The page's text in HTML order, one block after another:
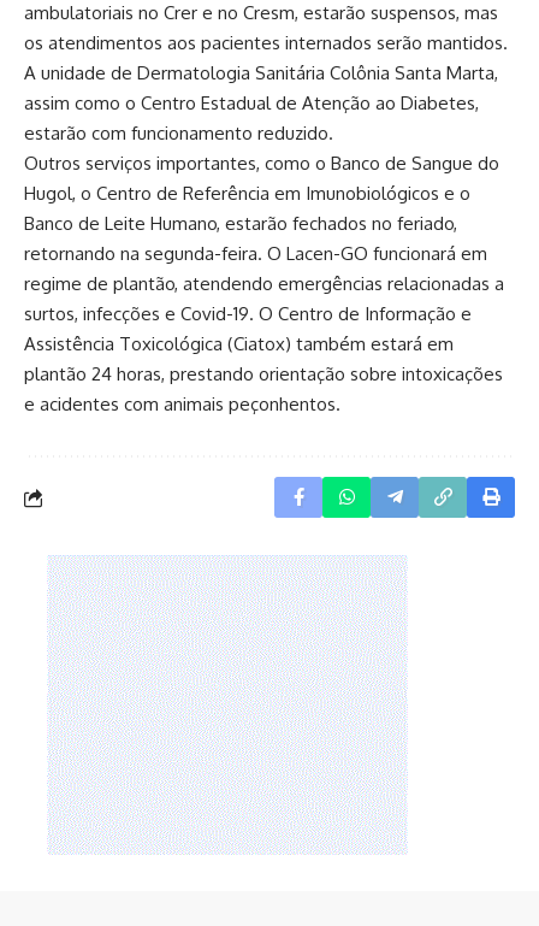
ambulatoriais no Crer e no Cresm, estarão suspensos, mas
os atendimentos aos pacientes internados serão mantidos.
A unidade de Dermatologia Sanitária Colônia Santa Marta,
assim como o Centro Estadual de Atenção ao Diabetes,
estarão com funcionamento reduzido.
Outros serviços importantes, como o Banco de Sangue do
Hugol, o Centro de Referência em Imunobiológicos e o
Banco de Leite Humano, estarão fechados no feriado,
retornando na segunda-feira. O Lacen-GO funcionará em
regime de plantão, atendendo emergências relacionadas a
surtos, infecções e Covid-19. O Centro de Informação e
Assistência Toxicológica (Ciatox) também estará em
plantão 24 horas, prestando orientação sobre intoxicações
e acidentes com animais peçonhentos.